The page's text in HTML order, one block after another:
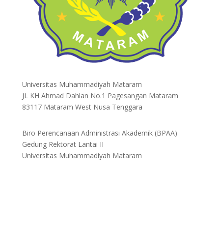
Universitas Muhammadiyah Mataram
JL KH Ahmad Dahlan No.1 Pagesangan Mataram
83117 Mataram West Nusa Tenggara
Biro Perencanaan Administrasi Akademik (BPAA)
Gedung Rektorat Lantai II
Universitas Muhammadiyah Mataram